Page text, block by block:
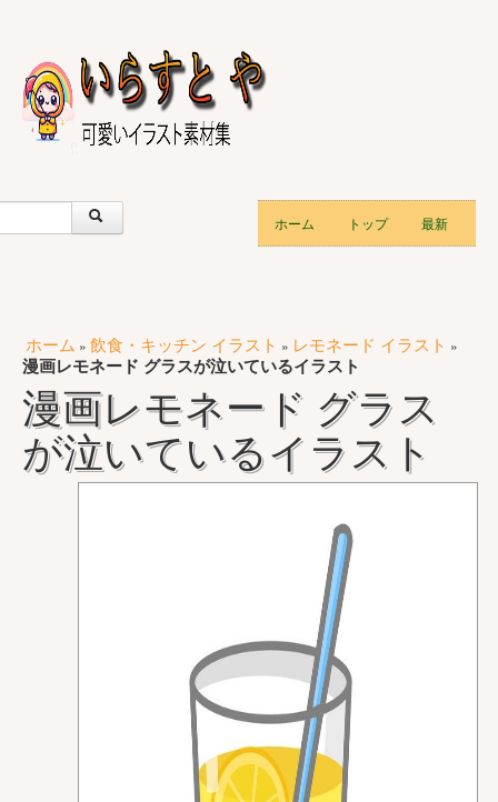
ホーム トップ 最新
ホーム » 飲食・キッチン イラスト » レモネード イラスト »
漫画レモネード グラスが泣いているイラスト
漫画レモネード グラス
が泣いているイラスト